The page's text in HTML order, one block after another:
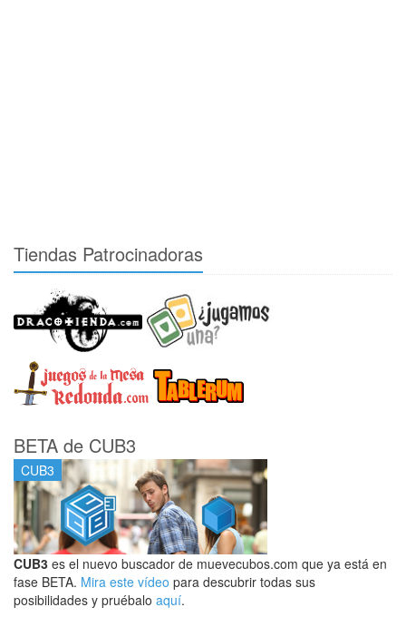
Tiendas Patrocinadoras
BETA de CUB3
CUB3
CUB3 es el nuevo buscador de muevecubos.com que ya está en
fase BETA. Mira este vídeo para descubrir todas sus
posibilidades y pruébalo aquí.